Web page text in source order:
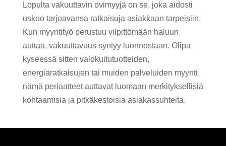
Lopulta vakuuttavin ovimyyjä on se, joka aidosti
uskoo tarjoavansa ratkaisuja asiakkaan tarpeisiin.
Kun myyntityö perustuu vilpittömään haluun
auttaa, vakuuttavuus syntyy luonnostaan. Olipa
kyseessä sitten valokuitutuotteiden,
energiaratkaisujen tai muiden palveluiden myynti,
nämä periaatteet auttavat luomaan merkityksellisiä
kohtaamisia ja pitkäkestoisia asiakassuhteita.